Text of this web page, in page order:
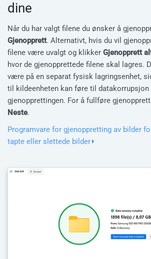
dine
Når du har valgt filene du ønsker å
Gjenopprett. Alternativt, hvis du vil
filene være uvalgt og klikker Gjenopprett
hvor de gjenopprettede filene skal lagres.
være på en separat fysisk lagringsenhet,
til kildeenheten kan føre til datakorrupsjon
gjenopprettingen. For å fullføre
Neste.
Programvare for gjenoppretting av bilder
tapte eller slettede bilder